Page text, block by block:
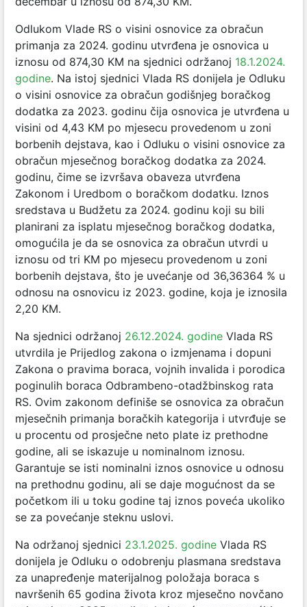
Odlukom Vlade RS o visini osnovice za obračun
primanja za 2024. godinu utvrđena je osnovica u
iznosu od 874,30 KM na sjednici održanoj 18.1.2024.
godine. Na istoj sjednici Vlada RS donijela je Odluku
o visini osnovice za obračun godišnjeg boračkog
dodatka za 2023. godinu čija osnovica je utvrđena u
visini od 4,43 KM po mjesecu provedenom u zoni
borbenih dejstava, kao i Odluku o visini osnovice za
obračun mjesečnog boračkog dodatka za 2024.
godinu, čime se izvršava obaveza utvrđena
Zakonom i Uredbom o boračkom dodatku. Iznos
sredstava u Budžetu za 2024. godinu koji su bili
planirani za isplatu mjesečnog boračkog dodatka,
omogućila je da se osnovica za obračun utvrdi u
iznosu od tri KM po mjesecu provedenom u zoni
borbenih dejstava, što je uvećanje od 36,36364 % u
odnosu na osnovicu iz 2023. godine, koja je iznosila
2,20 KM.
Na sjednici održanoj 26.12.2024. godine Vlada RS
utvrdila je Prijedlog zakona o izmjenama i dopuni
Zakona o pravima boraca, vojnih invalida i porodica
poginulih boraca Odbrambeno-otadžbinskog rata
RS. Ovim zakonom definiše se osnovica za obračun
mjesečnih primanja boračkih kategorija i utvrđuje se
u procentu od prosječne neto plate iz prethodne
godine, ali se iskazuje u nominalnom iznosu.
Garantuje se isti nominalni iznos osnovice u odnosu
na prethodnu godinu, ali se daje mogućnost da se
početkom ili u toku godine taj iznos poveća ukoliko
se za povećanje steknu uslovi.
Na održanoj sjednici 23.1.2025. godine Vlada RS
donijela je Odluku o odobrenju plasmana sredstava
za unapređenje materijalnog položaja boraca s
navršenih 65 godina života kroz mjesečno novčano